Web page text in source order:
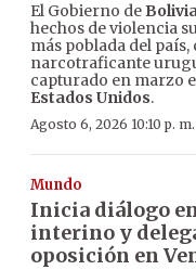
El Gobierno de
hechos de violencia
más poblada del
narcotraficante
capturado en marzo
Estados Unidos.
Agosto 6, 2026 10:10 p. m.
Mundo
Inicia diálogo
interino y
oposición en